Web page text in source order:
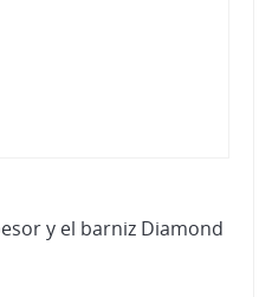
y el barniz Diamond